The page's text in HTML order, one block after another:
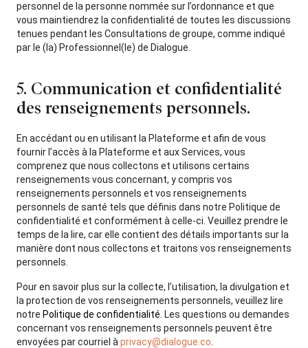
personnel de la personne nommée sur l’ordonnance et que
vous maintiendrez la confidentialité de toutes les discussions
tenues pendant les Consultations de groupe, comme indiqué
par le (la) Professionnel(le) de Dialogue.
5. Communication et confidentialité
des renseignements personnels.
En accédant ou en utilisant la Plateforme et afin de vous
fournir l’accès à la Plateforme et aux Services, vous
comprenez que nous collectons et utilisons certains
renseignements vous concernant, y compris vos
renseignements personnels et vos renseignements
personnels de santé tels que définis dans notre Politique de
confidentialité et conformément à celle-ci. Veuillez prendre le
temps de la lire, car elle contient des détails importants sur la
manière dont nous collectons et traitons vos renseignements
personnels.
Pour en savoir plus sur la collecte, l’utilisation, la divulgation et
la protection de vos renseignements personnels, veuillez lire
notre Politique de confidentialité . Les questions ou demandes
concernant vos renseignements personnels peuvent être
envoyées par courriel à privacy@dialogue.co